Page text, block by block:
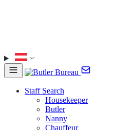
Staff Search
Housekeeper
Butler
Nanny
Chauffeur